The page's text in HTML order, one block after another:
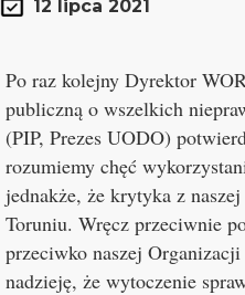
12 lipca 2021
Po raz kolejny Dyrektor
publiczną o wszelkich
(PIP, Prezes UODO)
rozumiemy chęć
jednakże, że krytyka z
Toruniu. Wręcz przeciwnie
przeciwko naszej
nadzieję, że wytoczenie